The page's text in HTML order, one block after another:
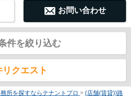
お問い合わせ
件を絞り込む
リクエスト
所を探すならテナントプロ > (店舗(賃貸))路